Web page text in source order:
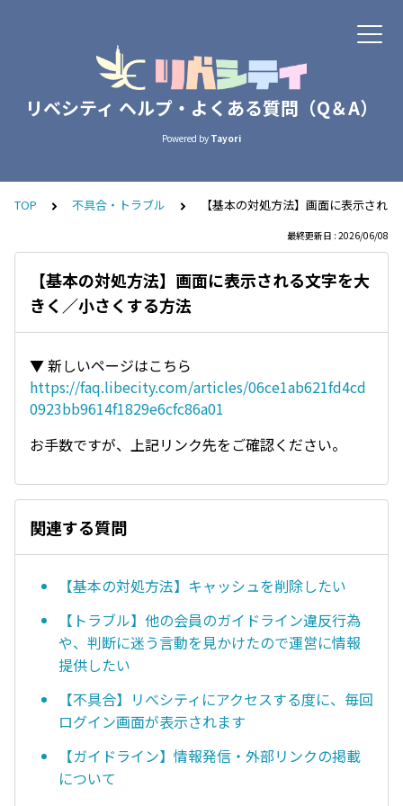
リベシティ ヘルプ・よくある質問（Q＆A）
Powered by Tayori
TOP 不具合・トラブル 【基本の対処方法】画面に表示され
最終更新日 : 2026/06/08
【基本の対処方法】画面に表示される文字を大
きく／小さくする方法
▼ 新しいページはこちら
https://faq.libecity.com/articles/06ce1ab621fd4cd
0923bb9614f1829e6cfc86a01
お手数ですが、上記リンク先をご確認ください。
関連する質問
【基本の対処方法】キャッシュを削除したい
【トラブル】他の会員のガイドライン違反行為
や、判断に迷う言動を見かけたので運営に情報
提供したい
【不具合】リべシティにアクセスする度に、毎回
ログイン画面が表示されます
【ガイドライン】情報発信・外部リンクの掲載
について